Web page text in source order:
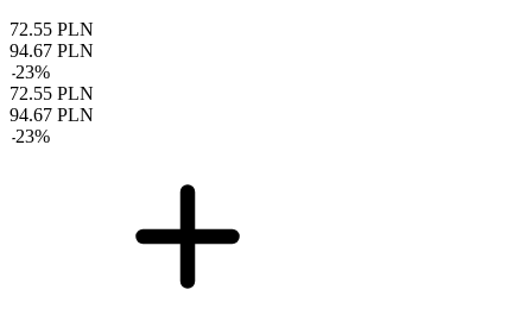
72.55 PLN
94.67 PLN
-23%
72.55 PLN
94.67 PLN
-23%